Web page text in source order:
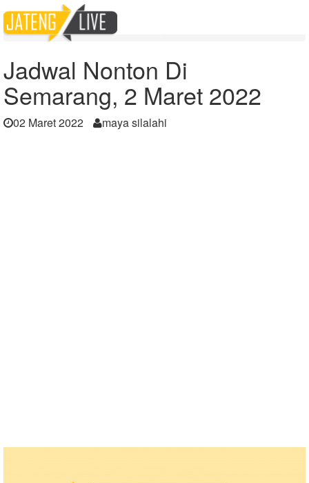
Home
Berita
Jadwal Nonton Di Semarang, 2 Maret 2022
Jadwal Nonton Di
Semarang, 2 Maret 2022
02 Maret 2022 maya silalahi